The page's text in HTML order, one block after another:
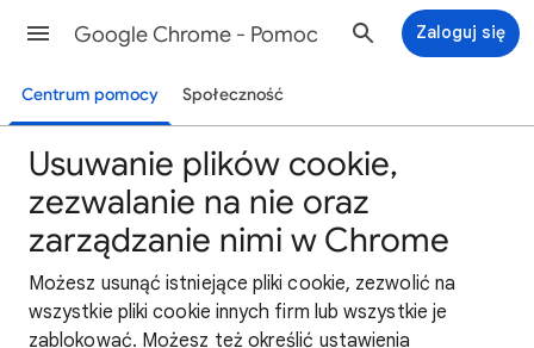
Google Chrome - Pomoc Zaloguj się
Centrum pomocy Społeczność
Usuwanie plików cookie,
zezwalanie na nie oraz
zarządzanie nimi w Chrome
Możesz usunąć istniejące pliki cookie, zezwolić na
wszystkie pliki cookie innych firm lub wszystkie je
zablokować. Możesz też określić ustawienia